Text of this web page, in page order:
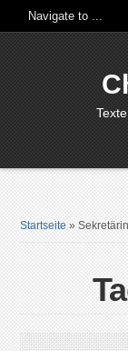
Startseite »Sekretärin